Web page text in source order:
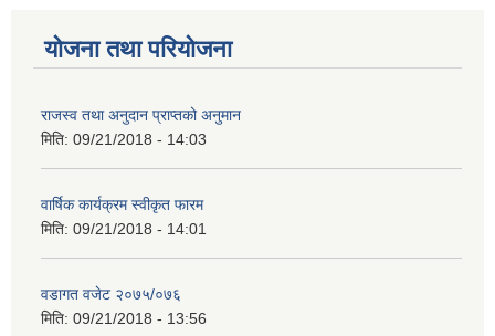
योजना तथा परियोजना
राजस्व तथा अनुदान प्राप्तको अनुमान
मिति: 09/21/2018 - 14:03
वार्षिक कार्यक्रम स्वीकृत फारम
मिति: 09/21/2018 - 14:01
वडागत वजेट २०७५/०७६
मिति: 09/21/2018 - 13:56